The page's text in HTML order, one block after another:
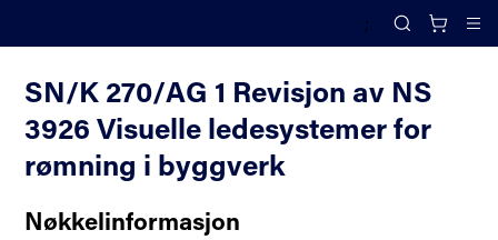
;
Search
SN/K 270/AG 1 Revisjon av NS
3926 Visuelle ledesystemer for
rømning i byggverk
Nøkkelinformasjon